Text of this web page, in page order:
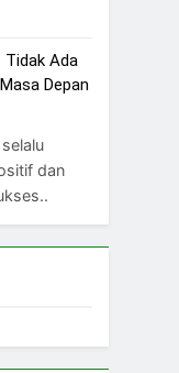
Tidak Ada
Depan
dan